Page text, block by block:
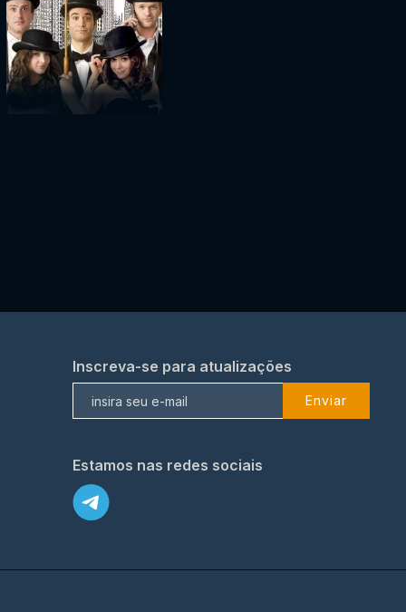
Inscreva-se para atualizações
Enviar
Estamos nas redes sociais